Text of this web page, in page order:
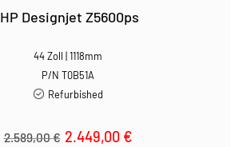
HP Designjet Z5600ps
44 Zoll | 1118mm
P/N T0B51A
Refurbished
2.589,00€ Ursprünglicher
2.449,00 €Aktueller